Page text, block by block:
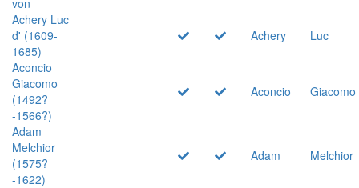
Achery Luc
d' (1609-
1685)
Achery
Luc
Aconcio
Giacomo
(1492?
-1566?)
Aconcio Giacomo
Adam
Melchior
(1575?
-1622)
Adam Melchior